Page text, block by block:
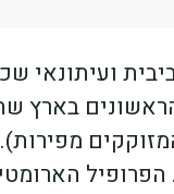
ועיתונאי
בארץ
הפרופיל